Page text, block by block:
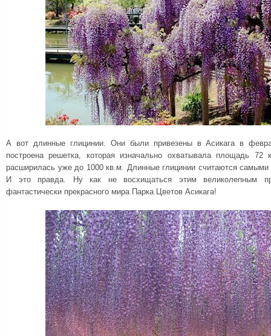
А вот длинные глицинии. Они были привезены в Асикага в
построена решетка, которая изначально охватывала площадь
расширилась уже до 1000 кв.м. Длинные глицинии считаются
И это правда. Ну как не восхищаться этим великолепным
фантастически прекрасного мира Парка Цветов Асикага!